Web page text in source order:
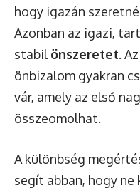
hogy igazán
Azonban az igazi,
stabil önszeretet. Az
önbizalom gyakran
vár, amely az első
összeomolhat.
A különbség
segít abban, hogy